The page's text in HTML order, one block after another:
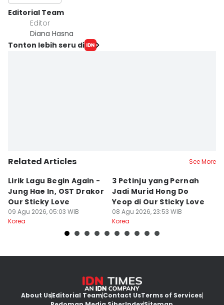
Editorial Team
Editor
Diana Hasna
Tonton lebih seru di
Related Articles See More
Lirik Lagu Begin Again -
Jung Hae In, OST Drakor
Our Sticky Love
09 Agu 2026, 05:03 WIB
Korea
3 Petinju yang Pernah
Jadi Murid Hong Do
Yeop di Our Sticky Love
08 Agu 2026, 23:53 WIB
Korea
About UsEditorial TeamContact UsTerms of Services